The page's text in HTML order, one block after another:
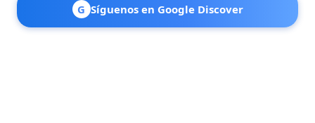
G Síguenos en Google Discover